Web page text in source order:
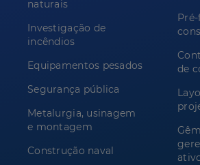
naturais
Investigação de
incêndios
Equipamentos pesados
Segurança pública
Metalurgia, usinagem
e montagem
Construção naval
de